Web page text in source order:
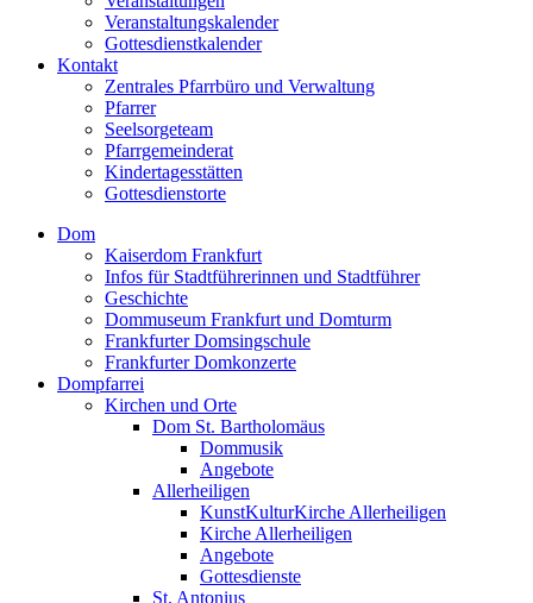
Veranstaltungskalender
Gottesdienstkalender
Kontakt
Zentrales Pfarrbüro und Verwaltung
Pfarrer
Seelsorgeteam
Pfarrgemeinderat
Kindertagesstätten
Gottesdienstorte
Dom
Kaiserdom Frankfurt
Infos für Stadtführerinnen und Stadtführer
Geschichte
Dommuseum Frankfurt und Domturm
Frankfurter Domsingschule
Frankfurter Domkonzerte
Dompfarrei
Kirchen und Orte
Dom St. Bartholomäus
Dommusik
Angebote
Allerheiligen
KunstKulturKirche Allerheiligen
Kirche Allerheiligen
Angebote
Gottesdienste
St. Antonius